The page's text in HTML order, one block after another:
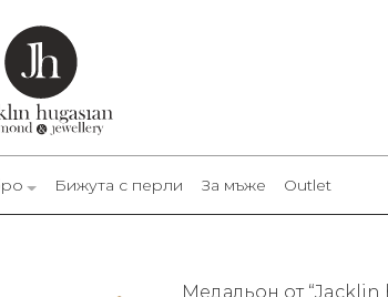
Бижута с перли За мъже Outlet
Медальон от “Jacklin